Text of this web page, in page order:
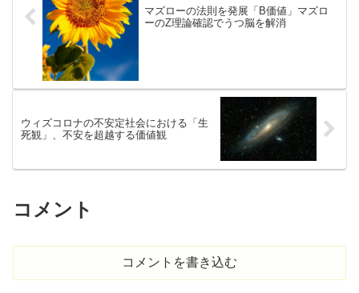
マズローの法則を発展「B価値」マズロ
ーのZ理論確認でうつ脳を解消
ウィズコロナの不安定社会における「生
死観」、不安を超越する価値観
コメント
コメントを書き込む